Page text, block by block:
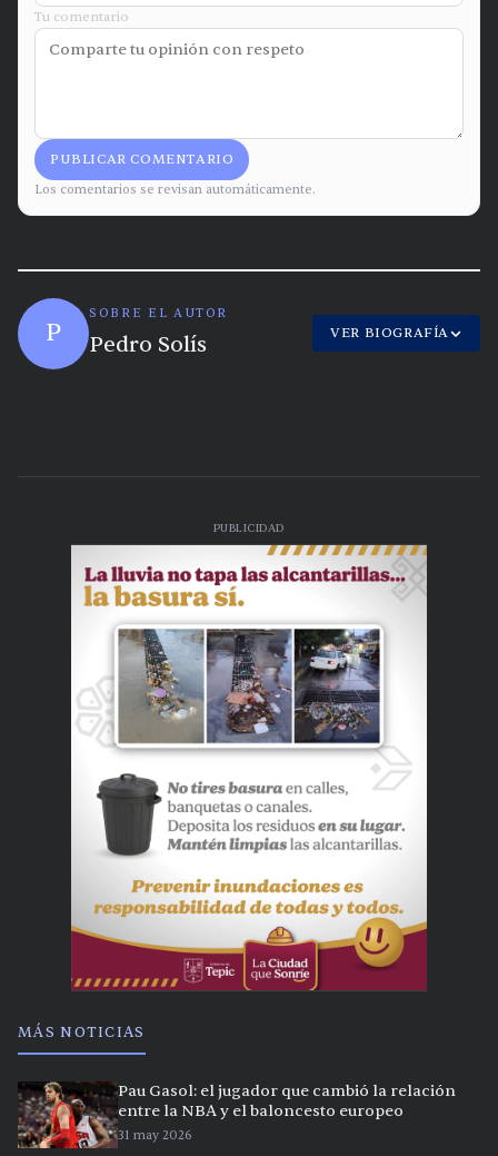
Tu comentario
PUBLICAR COMENTARIO
Los comentarios se revisan automáticamente.
P
SOBRE EL AUTOR
Pedro Solís VER BIOGRAFÍA
PUBLICIDAD
MÁS NOTICIAS
Pau Gasol: el jugador que cambió la relación
entre la NBA y el baloncesto europeo
31 may 2026